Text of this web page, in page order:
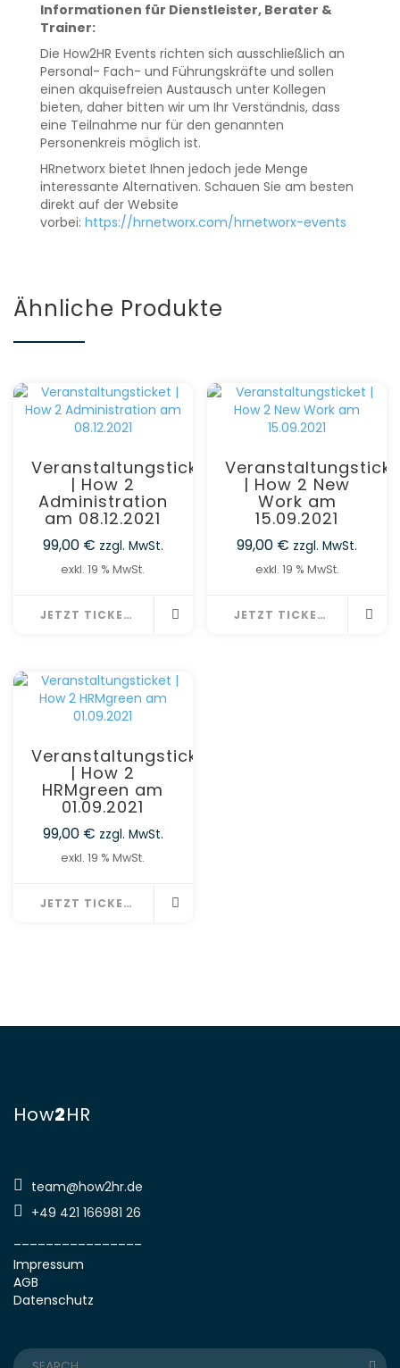
Informationen für Dienstleister, Berater &
Trainer:
Die How2HR Events richten sich ausschließlich an
Personal- Fach- und Führungskräfte und sollen
einen akquisefreien Austausch unter Kollegen
bieten, daher bitten wir um Ihr Verständnis, dass
eine Teilnahme nur für den genannten
Personenkreis möglich ist.
HRnetworx bietet Ihnen jedoch jede Menge
interessante Alternativen. Schauen Sie am besten
direkt auf der Website
vorbei: https://hrnetworx.com/hrnetworx-events
Ähnliche Produkte
Veranstaltungsticket
| How 2
Administration
am 08.12.2021
99,00 € zzgl. MwSt.
exkl. 19 % MwSt.
JETZT TICKET BESTELLEN
| How 2 New
Work am
15.09.2021
99,00 € zzgl. MwSt.
exkl. 19 % MwSt.
JETZT TICKET BESTELLEN
Veranstaltungsticket
| How 2
HRMgreen am
01.09.2021
99,00 € zzgl. MwSt.
exkl. 19 % MwSt.
JETZT TICKET BESTELLEN
How2HR
team@how2hr.de
+49 421 166981 26
Impressum
AGB
Datenschutz